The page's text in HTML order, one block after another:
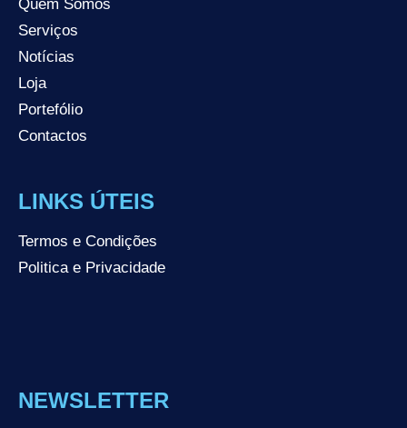
Quem Somos
Serviços
Notícias
Loja
Portefólio
Contactos
LINKS ÚTEIS
Termos e Condições
Politica e Privacidade
NEWSLETTER